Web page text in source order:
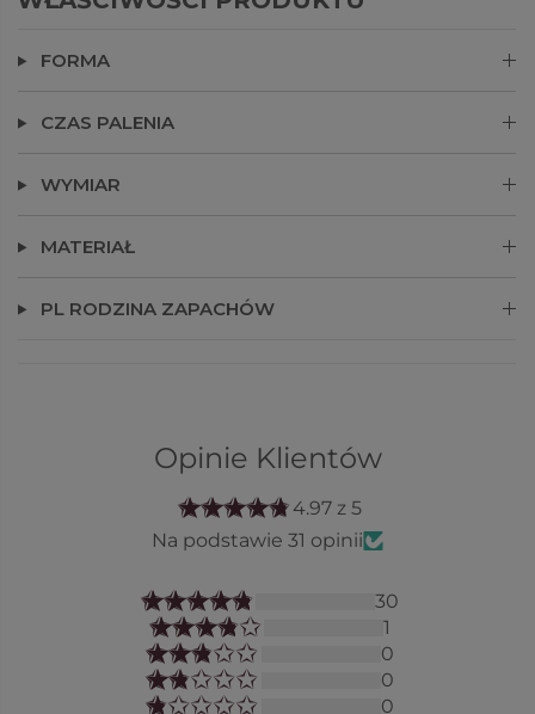
FORMA
CZAS PALENIA
WYMIAR
MATERIAŁ
PL RODZINA ZAPACHÓW
Opinie Klientów
4.97 z 5
Na podstawie 31 opinii
30
1
0
0
0